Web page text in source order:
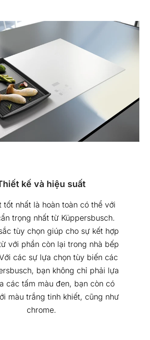
kế và hiệu suất
tốt nhất là hoàn toàn có thể với
trọng nhất từ Küppersbusch.
tùy chọn giúp cho sự kết hợp
với phần còn lại trong nhà bếp
các sự lựa chọn tùy biến các
bạn không chỉ phải lựa
các tấm màu đen, bạn còn có
màu trắng tinh khiết, cũng như
chrome.